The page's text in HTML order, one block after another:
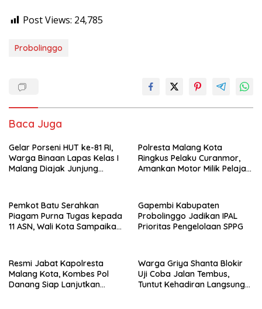
Post Views: 24,785
Probolinggo
Baca Juga
Gelar Porseni HUT ke-81 RI,
Warga Binaan Lapas Kelas I
Malang Diajak Junjung
Polresta Malang Kota
Ringkus Pelaku Curanmor,
Amankan Motor Milik Pelajar
Pemkot Batu Serahkan
Piagam Purna Tugas kepada
11 ASN, Wali Kota Sampaikan
Gapembi Kabupaten
Probolinggo Jadikan IPAL
Prioritas Pengelolaan SPPG
Resmi Jabat Kapolresta
Malang Kota, Kombes Pol
Danang Siap Lanjutkan
Warga Griya Shanta Blokir
Uji Coba Jalan Tembus,
Tuntut Kehadiran Langsung